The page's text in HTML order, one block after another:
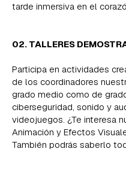
tarde inmersiva en el
02. TALLERES
Participa en actividades
de los coordinadores
grado medio como de
ciberseguridad, sonido y
videojuegos. ¿Te interesa
Animación y Efectos
También podrás saberlo